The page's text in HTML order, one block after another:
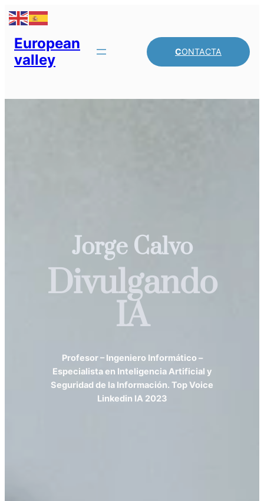
European
valley
CONTACTA
Jorge Calvo
Divulgando
IA
Profesor – Ingeniero Informático –
Especialista en Inteligencia Artificial y
Seguridad de la Información. Top Voice
Linkedin IA 2023